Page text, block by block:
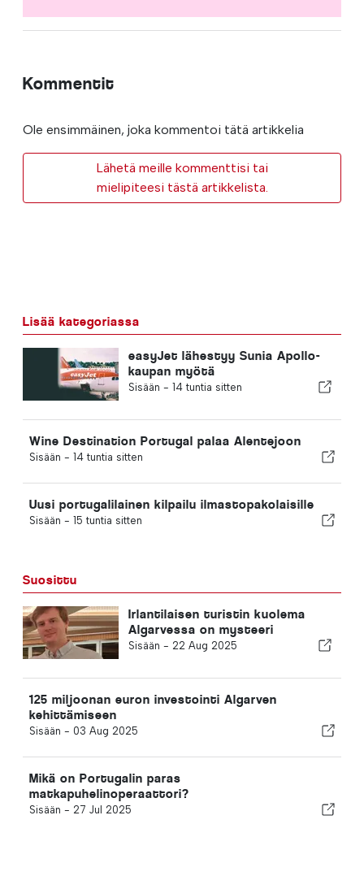
Kommentit
Ole ensimmäinen, joka kommentoi tätä artikkelia
Lähetä meille kommenttisi tai
mielipiteesi tästä artikkelista.
Lisää kategoriassa
easyJet lähestyy Sunia Apollo-
kaupan myötä
Sisään - 14 tuntia sitten
Wine Destination Portugal palaa Alentejoon
Sisään - 14 tuntia sitten
Uusi portugalilainen kilpailu ilmastopakolaisille
Sisään - 15 tuntia sitten
Suosittu
Irlantilaisen turistin kuolema
Algarvessa on mysteeri
Sisään - 22 Aug 2025
125 miljoonan euron investointi Algarven
kehittämiseen
Sisään - 03 Aug 2025
Mikä on Portugalin paras
matkapuhelinoperaattori?
Sisään - 27 Jul 2025